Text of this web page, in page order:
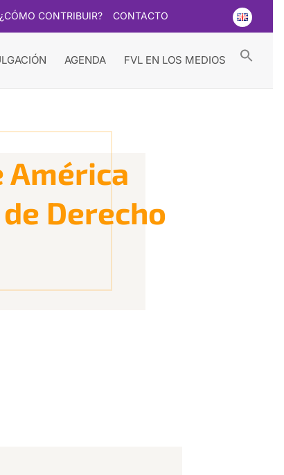
¿CÓMO CONTRIBUIR? CONTACTO
AGENDA FVL EN LOS MEDIOS
América
Derecho